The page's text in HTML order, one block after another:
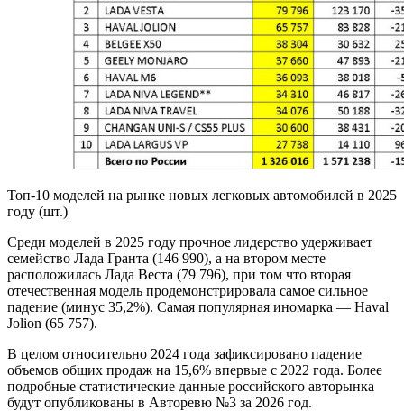
Топ-10 моделей на рынке новых легковых автомобилей в 2025
году (шт.)
Среди моделей в 2025 году прочное лидерство удерживает
семейство Лада Гранта (146 990), а на втором месте
расположилась Лада Веста (79 796), при том что вторая
отечественная модель продемонстрировала самое сильное
падение (минус 35,2%). Самая популярная иномарка — Haval
Jolion (65 757).
В целом относительно 2024 года зафиксировано падение
объемов общих продаж на 15,6% впервые с 2022 года. Более
подробные статистические данные российского авторынка
будут опубликованы в Авторевю №3 за 2026 год.